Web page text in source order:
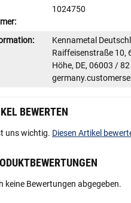
1024750
Kennametal
Raiffeisenstraße 10,
Höhe, DE, 06003 / 82
BEWERTEN
uns wichtig. Diesen Artikel
keine Bewertungen abgegeben.